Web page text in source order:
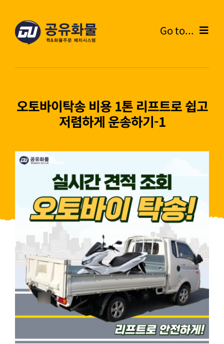
Go to...
블로그
오토바이탁송 비용 1톤 리프트로 쉽고
저렴하게 운송하기-1